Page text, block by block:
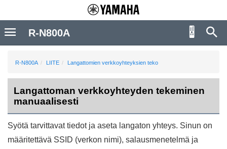
R-N800A LIITE Langattomien verkkoyhteyksien teko
Langattoman verkkoyhteyden tekeminen
manuaalisesti
Syötä tarvittavat tiedot ja aseta langaton yhteys. Sinun on
määritettävä SSID (verkon nimi), salausmenetelmä ja
R-N800A